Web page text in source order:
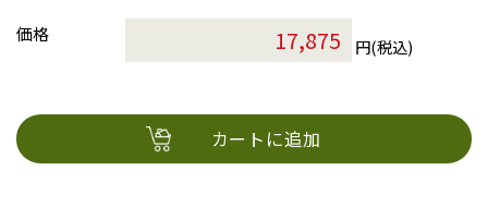
価格
円(税込)
カートに追加